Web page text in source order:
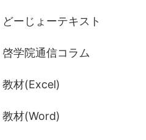
どーじょーテキスト
啓学院通信コラム
教材(Excel)
教材(Word)